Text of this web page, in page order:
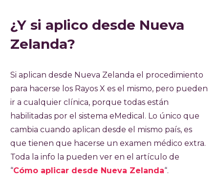
¿Y si aplico desde Nueva
Zelanda?
Si aplican desde Nueva Zelanda el procedimiento
para hacerse los Rayos X es el mismo, pero pueden
ir a cualquier clínica, porque todas están
habilitadas por el sistema eMedical. Lo único que
cambia cuando aplican desde el mismo país, es
que tienen que hacerse un examen médico extra.
Toda la info la pueden ver en el artículo de
“Cómo aplicar desde Nueva Zelanda“.